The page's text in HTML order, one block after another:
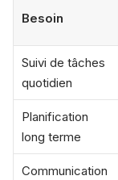
Besoin
Suivi de tâches
quotidien
Planification
long terme
Communication